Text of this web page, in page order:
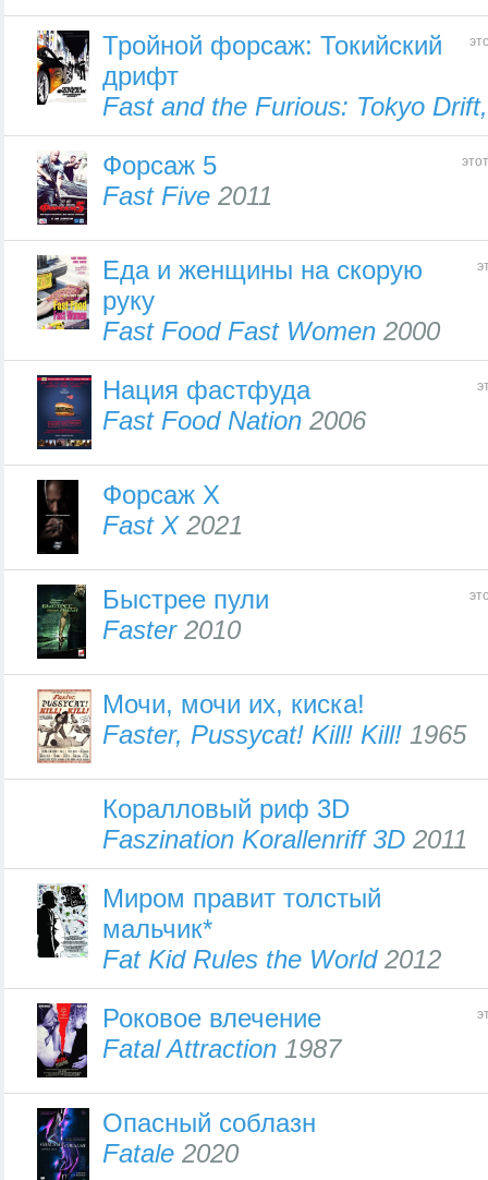
Тройной форсаж: Токийский
дрифт
Fast and the Furious: Tokyo
Форсаж 5
Fast Five 2011
Еда и женщины на скорую
руку
Fast Food Fast Women 2000
Нация фастфуда
Fast Food Nation 2006
Форсаж X
Fast X2021
Быстрее пули
Faster2010
Мочи, мочи их, киска!
Faster, Pussycat! Kill! Kill! 1965
Коралловый риф 3D
Faszination Korallenriff 3D 2011
Миром правит толстый
мальчик*
Fat Kid Rules the World2012
Роковое влечение
Fatal Attraction 1987
Опасный соблазн
Fatale 2020